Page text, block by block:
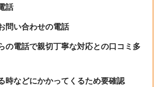
話
問い合わせの電話
の電話で親切丁寧な対応との口コミ多
時などにかかってくるため要確認